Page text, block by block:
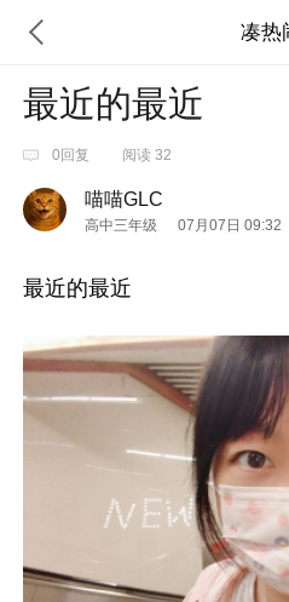
凑热
最近的最近
0回复 阅读 32
喵喵GLC
高中三年级 07月07日 09:32
最近的最近